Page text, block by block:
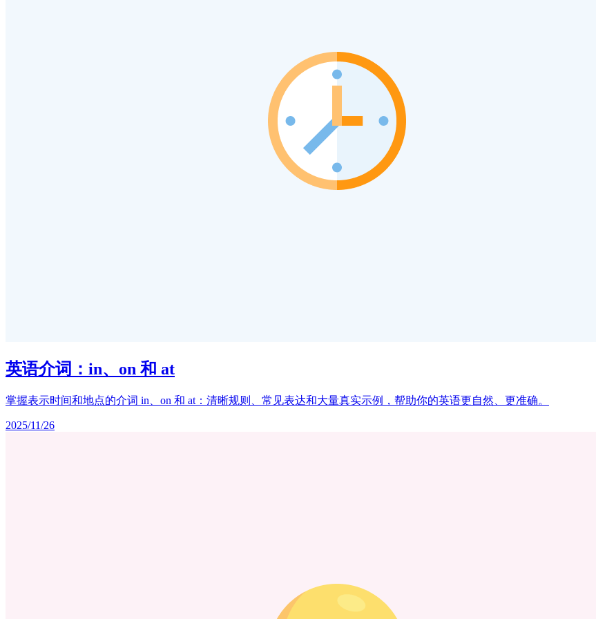
英语介词：in、on 和 at
掌握表示时间和地点的介词 in、on 和 at：清晰规则、常见表达和大量真实示例，帮助你的英语更自然、更准确。
2025/11/26